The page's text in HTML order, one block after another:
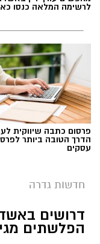
לרשימה המלאה כנסו
פרסום כתבה שיווקית
הדרך הטובה ביותר
עסקים
חדשות גדרה
דרושים
הפלשתים